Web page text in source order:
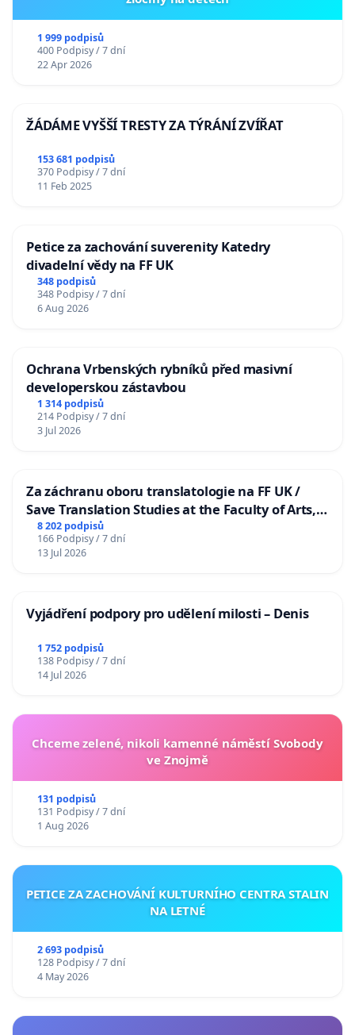
1 999 podpisů
400 Podpisy / 7 dní
22 Apr 2026
ŽÁDÁME VYŠŠÍ TRESTY ZA TÝRÁNÍ ZVÍŘAT
153 681 podpisů
370 Podpisy / 7 dní
11 Feb 2025
Petice za zachování suverenity Katedry
divadelní vědy na FF UK
348 podpisů
348 Podpisy / 7 dní
6 Aug 2026
Ochrana Vrbenských rybníků před masivní
developerskou zástavbou
1 314 podpisů
214 Podpisy / 7 dní
3 Jul 2026
Za záchranu oboru translatologie na FF UK /
Save Translation Studies at the Faculty of Arts,
Charles University
8 202 podpisů
166 Podpisy / 7 dní
13 Jul 2026
Vyjádření podpory pro udělení milosti – Denis
1 752 podpisů
138 Podpisy / 7 dní
14 Jul 2026
Chceme zelené, nikoli kamenné náměstí Svobody
ve Znojmě
131 podpisů
131 Podpisy / 7 dní
1 Aug 2026
PETICE ZA ZACHOVÁNÍ KULTURNÍHO CENTRA STALIN
NA LETNÉ
2 693 podpisů
128 Podpisy / 7 dní
4 May 2026